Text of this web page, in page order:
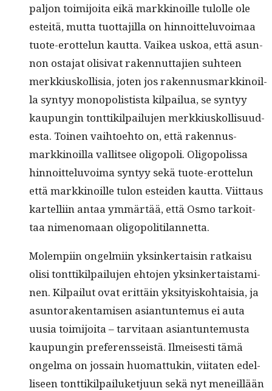
paljon toim­i­joi­ta eikä markki­noille tulolle ole
esteitä, mut­ta tuot­ta­jil­la on hin­noit­telu­voimaa
tuote-erot­telun kaut­ta. Vaikea uskoa, että asun­
non osta­jat oli­si­vat raken­nut­ta­jien suh­teen
merkkiuskol­lisia, joten jos raken­nus­markki­noil­
la syn­tyy monop­o­lis­tista kil­pailua, se syn­tyy
kaupun­gin tont­tik­il­pailu­jen merkkiuskol­lisu­ud­
es­ta. Toinen vai­h­toe­hto on, että raken­nus­
markki­noil­la val­lit­see oli­gop­o­li. Oli­gop­o­lis­sa
hin­noit­telu­voima syn­tyy sekä tuote-erot­telun
että markki­noille tulon estei­den kaut­ta. Viit­taus
kartel­li­in antaa ymmärtää, että Osmo tarkoit­
taa nimeno­maan oligopolitilannetta.
Molem­pi­in ongelmi­in yksinker­taisin ratkaisu
olisi tont­tik­il­pailu­jen ehto­jen yksinker­tais­t­a­mi­
nen. Kil­pailut ovat erit­täin yksi­tyisko­htaisia, ja
asun­torak­en­tamisen asiantun­te­mus ei auta
uusia toim­i­joi­ta – tarvi­taan asiantun­te­mus­ta
kaupun­gin pref­er­ens­seistä. Ilmeis­es­ti tämä
ongel­ma on jos­sain huo­mat­tukin, viitat­en edel­
liseen tont­tik­il­pailuketju­un sekä nyt meneil­lään